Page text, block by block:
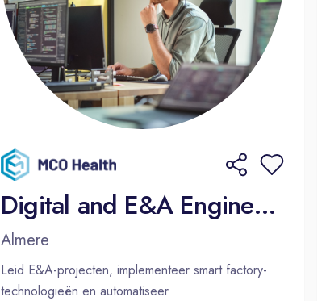
Digital and E&A Engineering Manager
Almere
Leid E&A-projecten, implementeer smart factory-
technologieën en automatiseer